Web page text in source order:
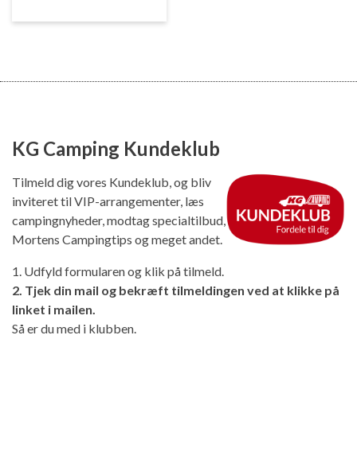
KG Camping Kundeklub
Tilmeld dig vores Kundeklub, og bliv
inviteret til VIP-arrangementer, læs
campingnyheder, modtag specialtilbud,
Mortens Campingtips og meget andet.
1. Udfyld formularen og klik på tilmeld.
2. Tjek din mail og bekræft tilmeldingen ved at klikke på
linket i mailen.
Så er du med i klubben.